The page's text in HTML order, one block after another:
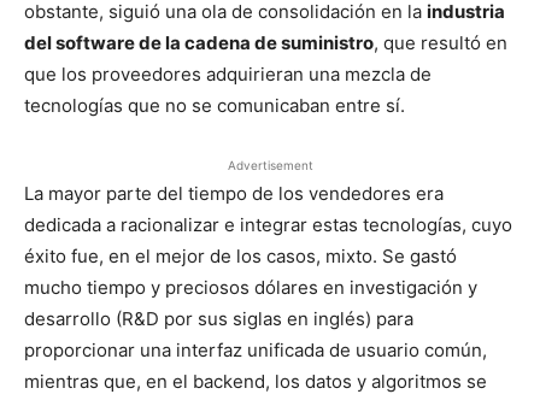
obstante, siguió una ola de consolidación en la industria
del software de la cadena de suministro, que resultó en
que los proveedores adquirieran una mezcla de
tecnologías que no se comunicaban entre sí.
Advertisement
La mayor parte del tiempo de los vendedores era
dedicada a racionalizar e integrar estas tecnologías, cuyo
éxito fue, en el mejor de los casos, mixto. Se gastó
mucho tiempo y preciosos dólares en investigación y
desarrollo (R&D por sus siglas en inglés) para
proporcionar una interfaz unificada de usuario común,
mientras que, en el backend, los datos y algoritmos se